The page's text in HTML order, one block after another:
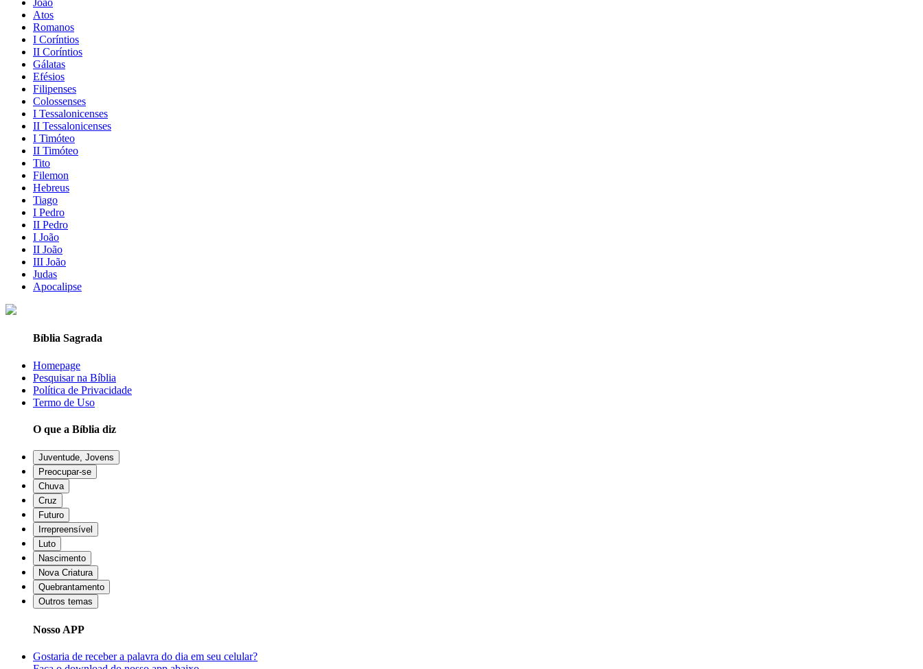
João
Atos
Romanos
I Coríntios
II Coríntios
Gálatas
Efésios
Filipenses
Colossenses
I Tessalonicenses
II Tessalonicenses
I Timóteo
II Timóteo
Tito
Filemon
Hebreus
Tiago
I Pedro
II Pedro
I João
II João
III João
Judas
Apocalipse
Bíblia Sagrada
Homepage
Pesquisar na Bíblia
Política de Privacidade
Termo de Uso
O que a Bíblia diz
Juventude, Jovens
Preocupar-se
Chuva
Cruz
Futuro
Irrepreensível
Luto
Nascimento
Nova Criatura
Quebrantamento
Outros temas
Nosso APP
Gostaria de receber a palavra do dia em seu celular?